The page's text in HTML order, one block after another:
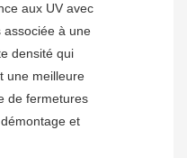
aux UV avec
associée à une
densité qui
une meilleure
de fermetures
et